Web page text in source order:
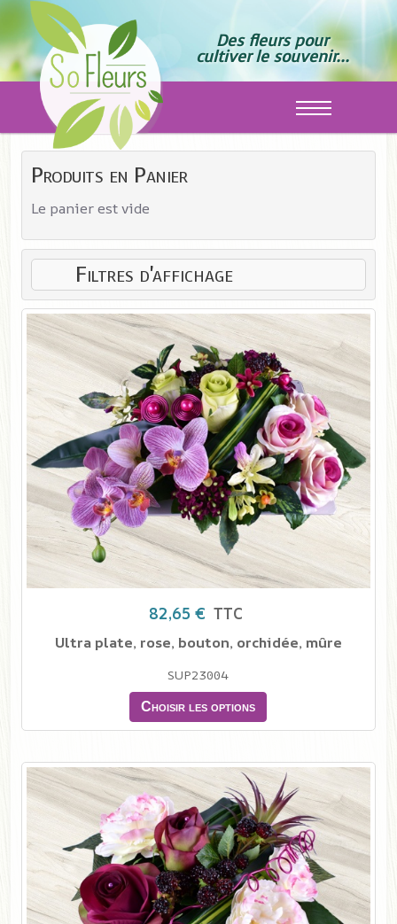
Des fleurs pour
cultiver le souvenir...
Off-Canvas
82,65 € TTC
Ultra plate, rose, bouton, orchidée, mûre
SUP23004
Choisir les options
Produits en Panier
Le panier est vide
Filtres d'affichage